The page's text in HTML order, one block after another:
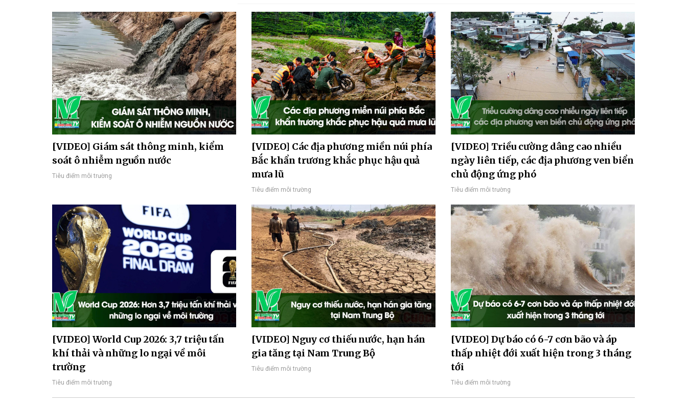
[VIDEO] Giám sát thông minh, kiểm
soát ô nhiễm nguồn nước
Tiêu điểm môi trường
[VIDEO] Các địa phương miền núi phía
Bắc khẩn trương khắc phục hậu quả
mưa lũ
Tiêu điểm môi trường
[VIDEO] Triều cường dâng cao nhiều
ngày liên tiếp, các địa phương ven biển
chủ động ứng phó
Tiêu điểm môi trường
[VIDEO] World Cup 2026: 3,7 triệu tấn
khí thải và những lo ngại về môi
trường
Tiêu điểm môi trường
[VIDEO] Nguy cơ thiếu nước, hạn hán
gia tăng tại Nam Trung Bộ
Tiêu điểm môi trường
[VIDEO] Dự báo có 6-7 cơn bão và áp
thấp nhiệt đới xuất hiện trong 3 tháng
tới
Tiêu điểm môi trường